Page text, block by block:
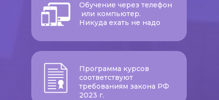
Обучение через телефон
или компьютер.
Никуда ехать не надо
Программа курсов
соответствуют
требованиям закона РФ
2023 г.